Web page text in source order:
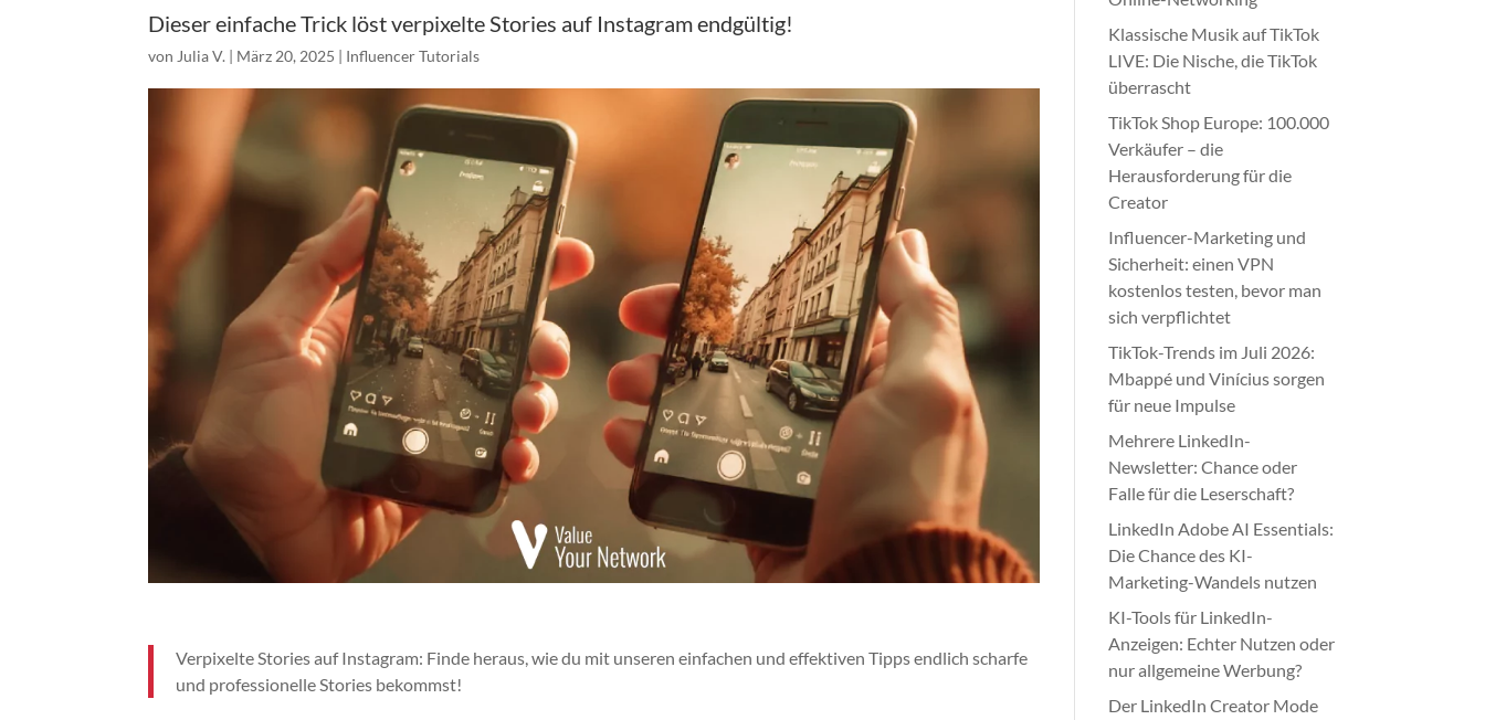
Dieser einfache Trick löst verpixelte Stories auf Instagram endgültig!
von Julia V. | März 20, 2025 | Influencer Tutorials
Verpixelte Stories auf Instagram: Finde heraus, wie du mit unseren einfachen und effektiven Tipps endlich scharfe
und professionelle Stories bekommst!
Klassische Musik auf TikTok
LIVE: Die Nische, die TikTok
überrascht
TikTok Shop Europe: 100.000
Verkäufer – die
Herausforderung für die
Creator
Influencer-Marketing und
Sicherheit: einen VPN
kostenlos testen, bevor man
sich verpflichtet
TikTok-Trends im Juli 2026:
Mbappé und Vinícius sorgen
für neue Impulse
Mehrere LinkedIn-
Newsletter: Chance oder
Falle für die Leserschaft?
LinkedIn Adobe AI Essentials:
Die Chance des KI-
Marketing-Wandels nutzen
KI-Tools für LinkedIn-
Anzeigen: Echter Nutzen oder
nur allgemeine Werbung?
Der LinkedIn Creator Mode